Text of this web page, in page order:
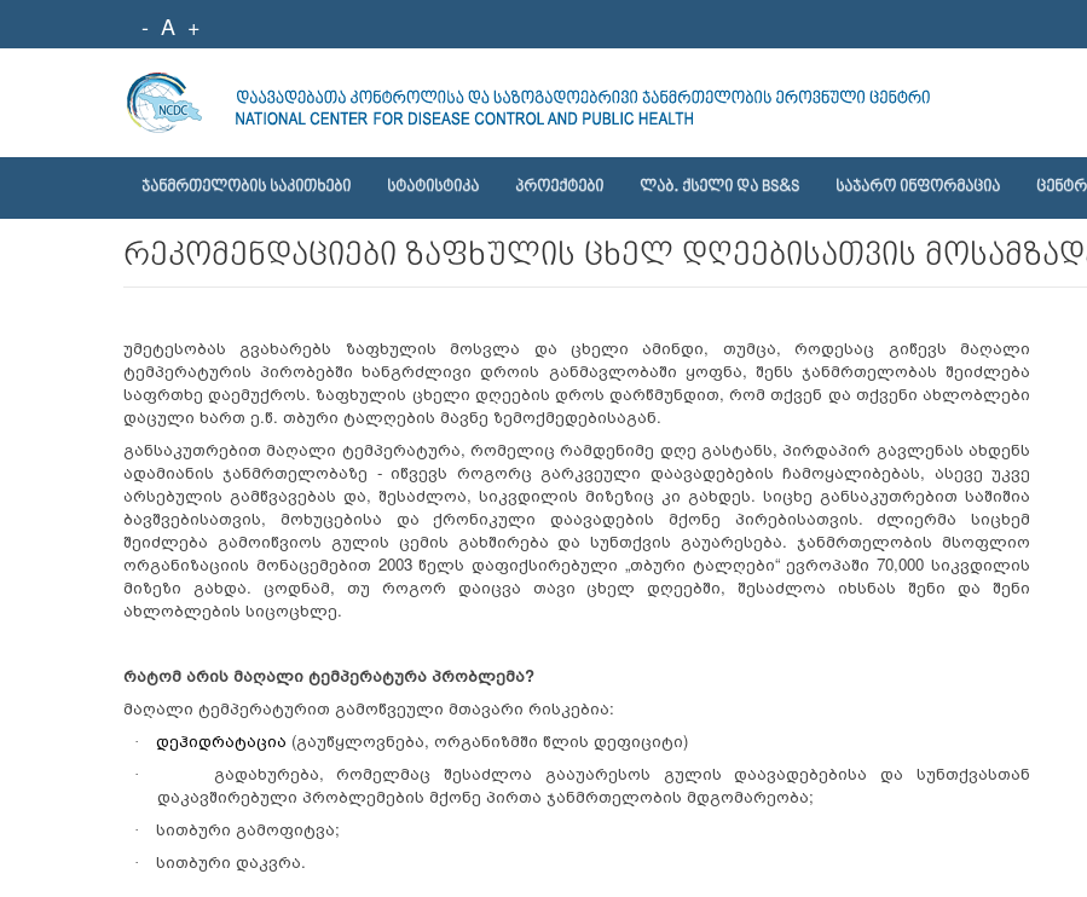
- A +
ᲯᲐᲜᲛᲠᲗᲔᲚᲝᲑᲘᲡ ᲡᲐᲙᲘᲗᲮᲔᲑᲘ ᲡᲢᲐᲢᲘᲡᲢᲘᲙᲐ ᲞᲠᲝᲔᲥᲢᲔᲑᲘ ᲚᲐᲑ. ᲥᲡᲔᲚᲘ ᲓᲐ BS&S ᲡᲐᲯᲐᲠᲝ ᲘᲜᲤᲝᲠᲛᲐᲪᲘᲐ
რეკომენდაციები ზაფხულის ცხელ დღეებისათვის
უმეტესობას გვახარებს ზაფხულის მოსვლა და ცხელი ამინდი, თუმცა, როდესაც გიწევს მაღალი
ტემპერატურის პირობებში ხანგრძლივი დროის განმავლობაში ყოფნა, შენს ჯანმრთელობას შეიძლება
საფრთხე დაემუქროს. ზაფხულის ცხელი დღეების დროს დარწმუნდით, რომ თქვენ და თქვენი ახლობლები
დაცული ხართ ე.წ. თბური ტალღების მავნე ზემოქმედებისაგან.
განსაკუთრებით მაღალი ტემპერატურა, რომელიც რამდენიმე დღე გასტანს, პირდაპირ გავლენას ახდენს
ადამიანის ჯანმრთელობაზე - იწვევს როგორც გარკვეული დაავადებების ჩამოყალიბებას, ასევე უკვე
არსებულის გამწვავებას და, შესაძლოა, სიკვდილის მიზეზიც კი გახდეს. სიცხე განსაკუთრებით საშიშია
ბავშვებისათვის, მოხუცებისა და ქრონიკული დაავადების მქონე პირებისათვის. ძლიერმა სიცხემ
შეიძლება გამოიწვიოს გულის ცემის გახშირება და სუნთქვის გაუარესება. ჯანმრთელობის მსოფლიო
ორგანიზაციის მონაცემებით 2003 წელს დაფიქსირებული „თბური ტალღები“ევროპაში 70,000 სიკვდილის
მიზეზი გახდა. ცოდნამ, თუ როგორ დაიცვა თავი ცხელ დღეებში, შესაძლოა იხსნას შენი და შენი
ახლობლების სიცოცხლე.
რატომ არის მაღალი ტემპერატურა პრობლემა?
მაღალი ტემპერატურით გამოწვეული მთავარი რისკებია:
· დეჰიდრატაცია (გაუწყლოვნება, ორგანიზმში წლის დეფიციტი)
·
გადახურება, რომელმაც შესაძლოა გააუარესოს გულის დაავადებებისა და სუნთქვასთან
დაკავშირებული პრობლემების მქონე პირთა ჯანმრთელობის მდგომარეობა;
· სითბური გამოფიტვა;
· სითბური დაკვრა.